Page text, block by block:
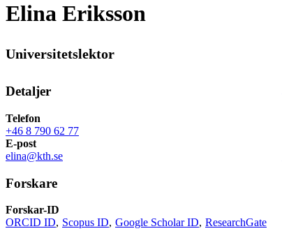
Elina Eriksson
Universitetslektor
Detaljer
Telefon
+46 8 790 62 77
E-post
elina@kth.se
Forskare
Forskar-ID
ORCID ID
Scopus ID Google Scholar ID ResearchGate